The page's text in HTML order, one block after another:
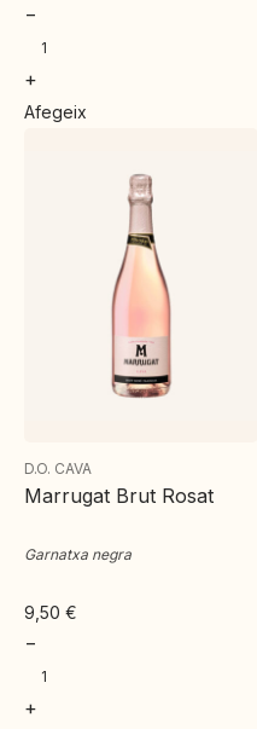
−
+
Afegeix
D.O. CAVA
Marrugat Brut Rosat
Garnatxa negra
9,50 €
−
+